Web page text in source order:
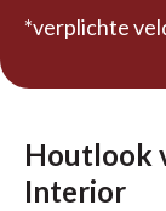
*verplichte
Houtlook
Interior